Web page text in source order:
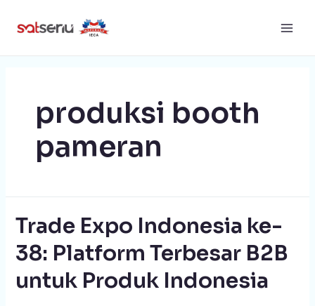
produksi booth
pameran
Trade Expo Indonesia ke-
38: Platform Terbesar B2B
untuk Produk Indonesia